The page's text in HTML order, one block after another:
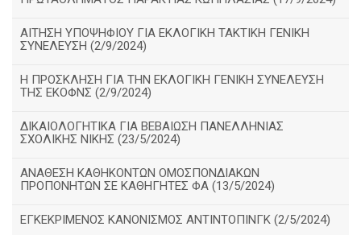
ΑΙΤΗΣΗ ΥΠΟΨΗΦΙΟΥ ΓΙΑ ΕΚΛΟΓΙΚΗ ΤΑΚΤΙΚΗ ΓΕΝΙΚΗ
ΣΥΝΕΛΕΥΣΗ (2/9/2024)
Η ΠΡΟΣΚΛΗΣΗ ΓΙΑ ΤΗΝ ΕΚΛΟΓΙΚΗ ΓΕΝΙΚΗ ΣΥΝΕΛΕΥΣΗ
ΤΗΣ ΕΚΟΦΝΣ (2/9/2024)
ΔΙΚΑΙΟΛΟΓΗΤΙΚΑ ΓΙΑ ΒΕΒΑΙΩΣΗ ΠΑΝΕΛΛΗΝΙΑΣ
ΣΧΟΛΙΚΗΣ ΝΙΚΗΣ (23/5/2024)
ΑΝΑΘΕΣΗ ΚΑΘΗΚΟΝΤΩΝ ΟΜΟΣΠΟΝΔΙΑΚΩΝ
ΠΡΟΠΟΝΗΤΩΝ ΣΕ ΚΑΘΗΓΗΤΕΣ ΦΑ (13/5/2024)
ΕΓΚΕΚΡΙΜΕΝΟΣ ΚΑΝΟΝΙΣΜΟΣ ΑΝΤΙΝΤΟΠΙΝΓΚ (2/5/2024)